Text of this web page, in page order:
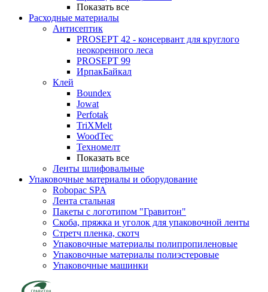
Показать все
Расходные материалы
Антисептик
PROSEPT 42 - консервант для круглого
неокоренного леса
PROSEPT 99
ИрпакБайкал
Клей
Boundex
Jowat
Perfotak
TriXMelt
WoodTec
Техномелт
Показать все
Ленты шлифовальные
Упаковочные материалы и оборудование
Robopac SPA
Лента стальная
Пакеты с логотипом "Гравитон"
Скоба, пряжка и уголок для упаковочной ленты
Стретч пленка, скотч
Упаковочные материалы полипропиленовые
Упаковочные материалы полиэстеровые
Упаковочные машинки